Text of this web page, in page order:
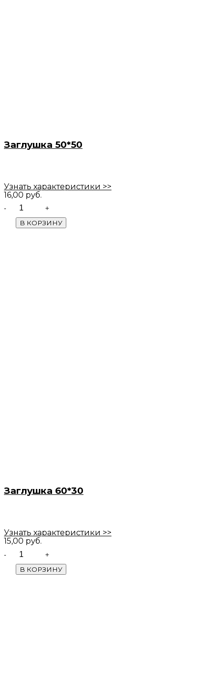
Заглушка 50*50
Узнать характеристики >>
16,00 руб.
Quantity
В КОРЗИНУ
Заглушка 60*30
Узнать характеристики >>
15,00 руб.
В КОРЗИНУ